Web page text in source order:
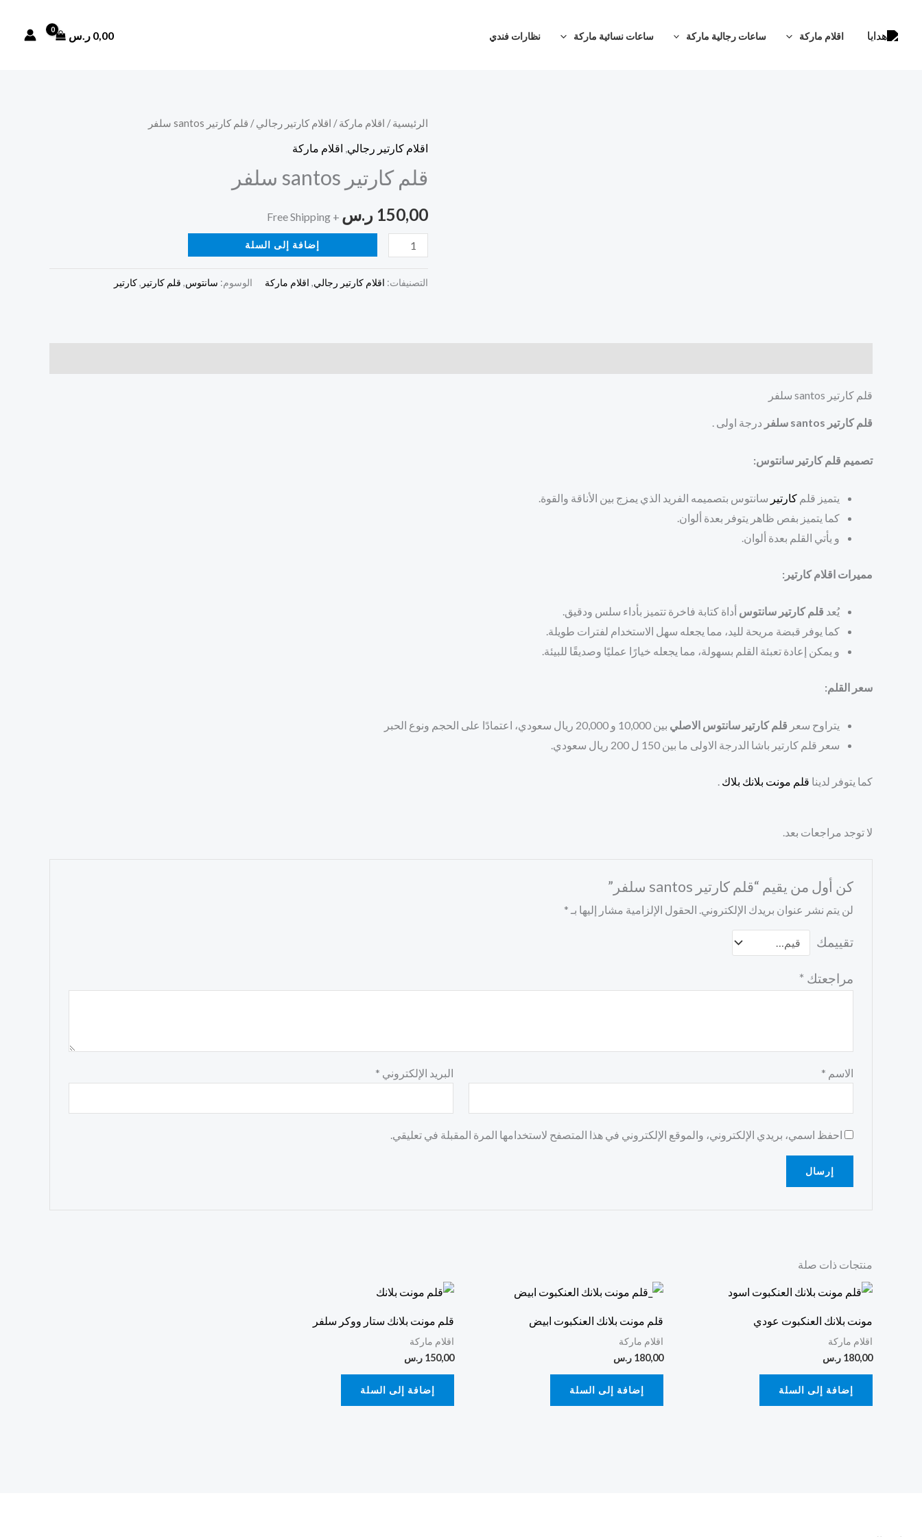
اقلام ماركة ساعات رجالية ماركة ساعات نسائية ماركة نظارات فندي 0,00 ر.س
الرئيسية/ اقلام ماركة/ اقلام كارتير رجالي/ قلم كارتير santos سلفر
اقلام كارتير رجالي اقلام ماركة
قلم كارتير santos سلفر
150,00 ر.س + Free Shipping
كمية
قلم
santos
إضافة إلى السلة
التصنيفات: اقلام كارتير رجالي, اقلام ماركة الوسوم: سانتوس, قلم كارتير ,كارتير
قلم كارتير santos سلفر
قلم كارتير santos سلفر درجة اولى .
تصميم قلم كارتير سانتوس:
يتميز قلم كارتير سانتوس بتصميمه الفريد الذي يمزج بين الأناقة والقوة.
كما يتميز بفص ظاهر يتوفر بعدة ألوان.
و يأتي القلم بعدة ألوان.
مميرات اقلام كارتير:
يُعد قلم كارتير سانتوس أداة كتابة فاخرة تتميز بأداء سلس ودقيق.
كما يوفر قبضة مريحة لليد، مما يجعله سهل الاستخدام لفترات طويلة.
و يمكن إعادة تعبئة القلم بسهولة، مما يجعله خيارًا عمليًا وصديقًا للبيئة.
سعر القلم:
يتراوح سعر قلم كارتير سانتوس الاصلي بين 10,000 و 20,000 ريال سعودي، اعتمادًا على الحجم ونوع الحبر
سعر قلم كارتير باشا الدرجة الاولى ما بين 150 ل 200 ريال سعودي.
كما يتوفر لدينا قلم مونت بلانك بلاك
لا توجد مراجعات بعد.
كن أول من يقيم “قلم كارتير santos سلفر”
لن يتم نشر عنوان بريدك الإلكتروني. الحقول الإلزامية مشار إليها بـ *
تقييمك
مراجعتك *
الاسم * البريد الإلكتروني *
احفظ اسمي، بريدي الإلكتروني، والموقع الإلكتروني في هذا المتصفح لاستخدامها المرة المقبلة في تعليقي.
منتجات ذات صلة
مونت بلانك العنكبوت عودي
اقلام ماركة
180,00 ر.س
إضافة إلى السلة
قلم مونت بلانك العنكبوت ابيض
اقلام ماركة
180,00 ر.س
إضافة إلى السلة
قلم مونت بلانك ستار ووكر سلفر
اقلام ماركة
150,00 ر.س
إضافة إلى السلة